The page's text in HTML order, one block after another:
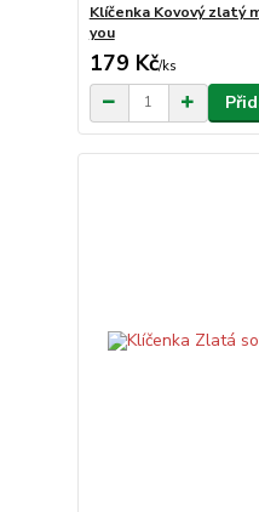
Klíčenka Kovový zlatý
you
179 Kč/ks